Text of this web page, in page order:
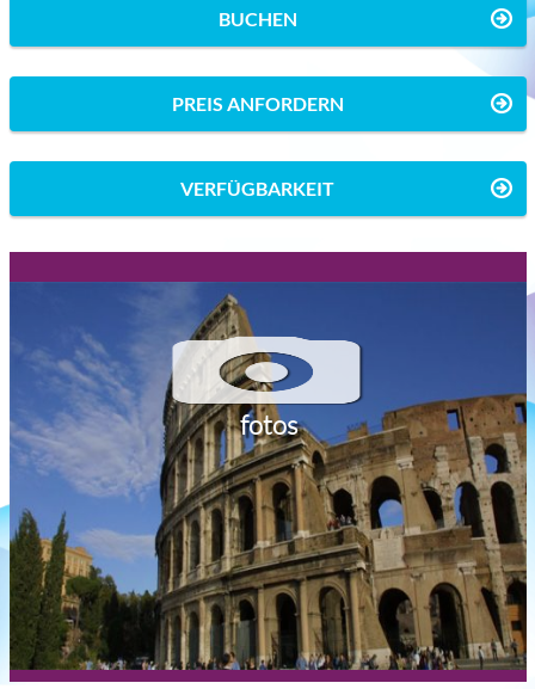
BUCHEN
PREIS ANFORDERN
VERFÜGBARKEIT
fotos